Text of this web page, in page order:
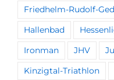
Friedhelm-Rudolf-
Hallenbad
Ironman JHV
Kinzigtal-Triathlon